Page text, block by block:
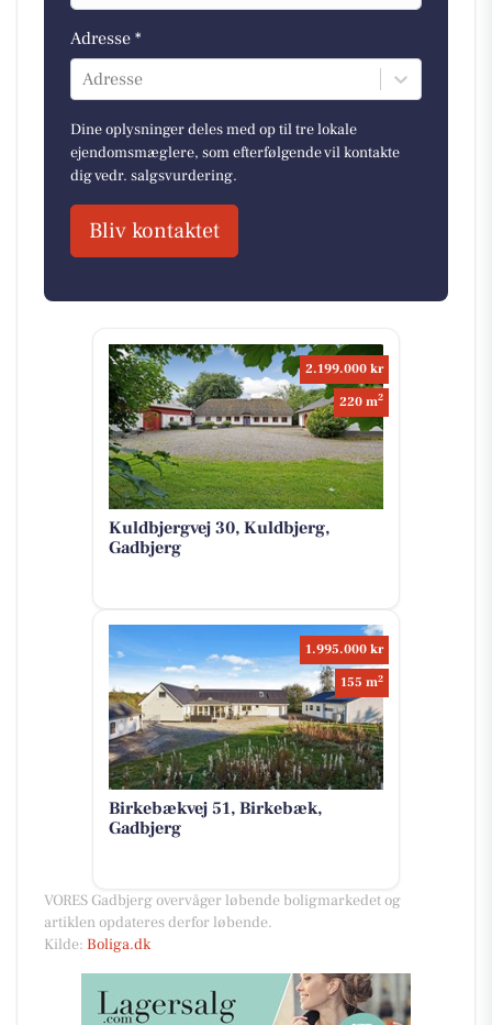
Adresse *
Adresse
Dine oplysninger deles med op til tre lokale
ejendomsmæglere, som efterfølgende vil kontakte
dig vedr. salgsvurdering.
Bliv kontaktet
2.199.000 kr
220 m2
Kuldbjergvej 30, Kuldbjerg,
Gadbjerg
1.995.000 kr
155 m2
Birkebækvej 51, Birkebæk,
Gadbjerg
VORES Gadbjerg overvåger løbende boligmarkedet og
artiklen opdateres derfor løbende.
Kilde: Boliga.dk